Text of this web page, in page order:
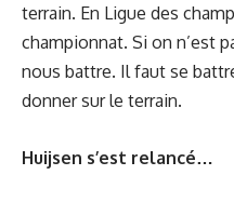
terrain. En Ligue des
championnat. Si on n’est
nous battre. Il faut se
donner sur le terrain.
Huijsen s’est relancé…